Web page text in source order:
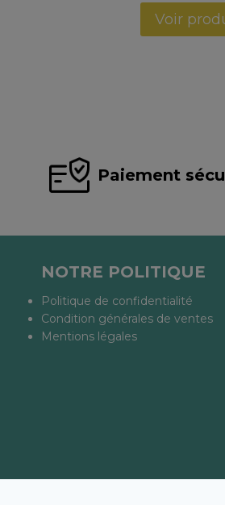
3,60 €
à
Voir
Paiement
NOTRE POLITIQUE
Politique de confidentialité
Condition générales de ventes
Mentions légales